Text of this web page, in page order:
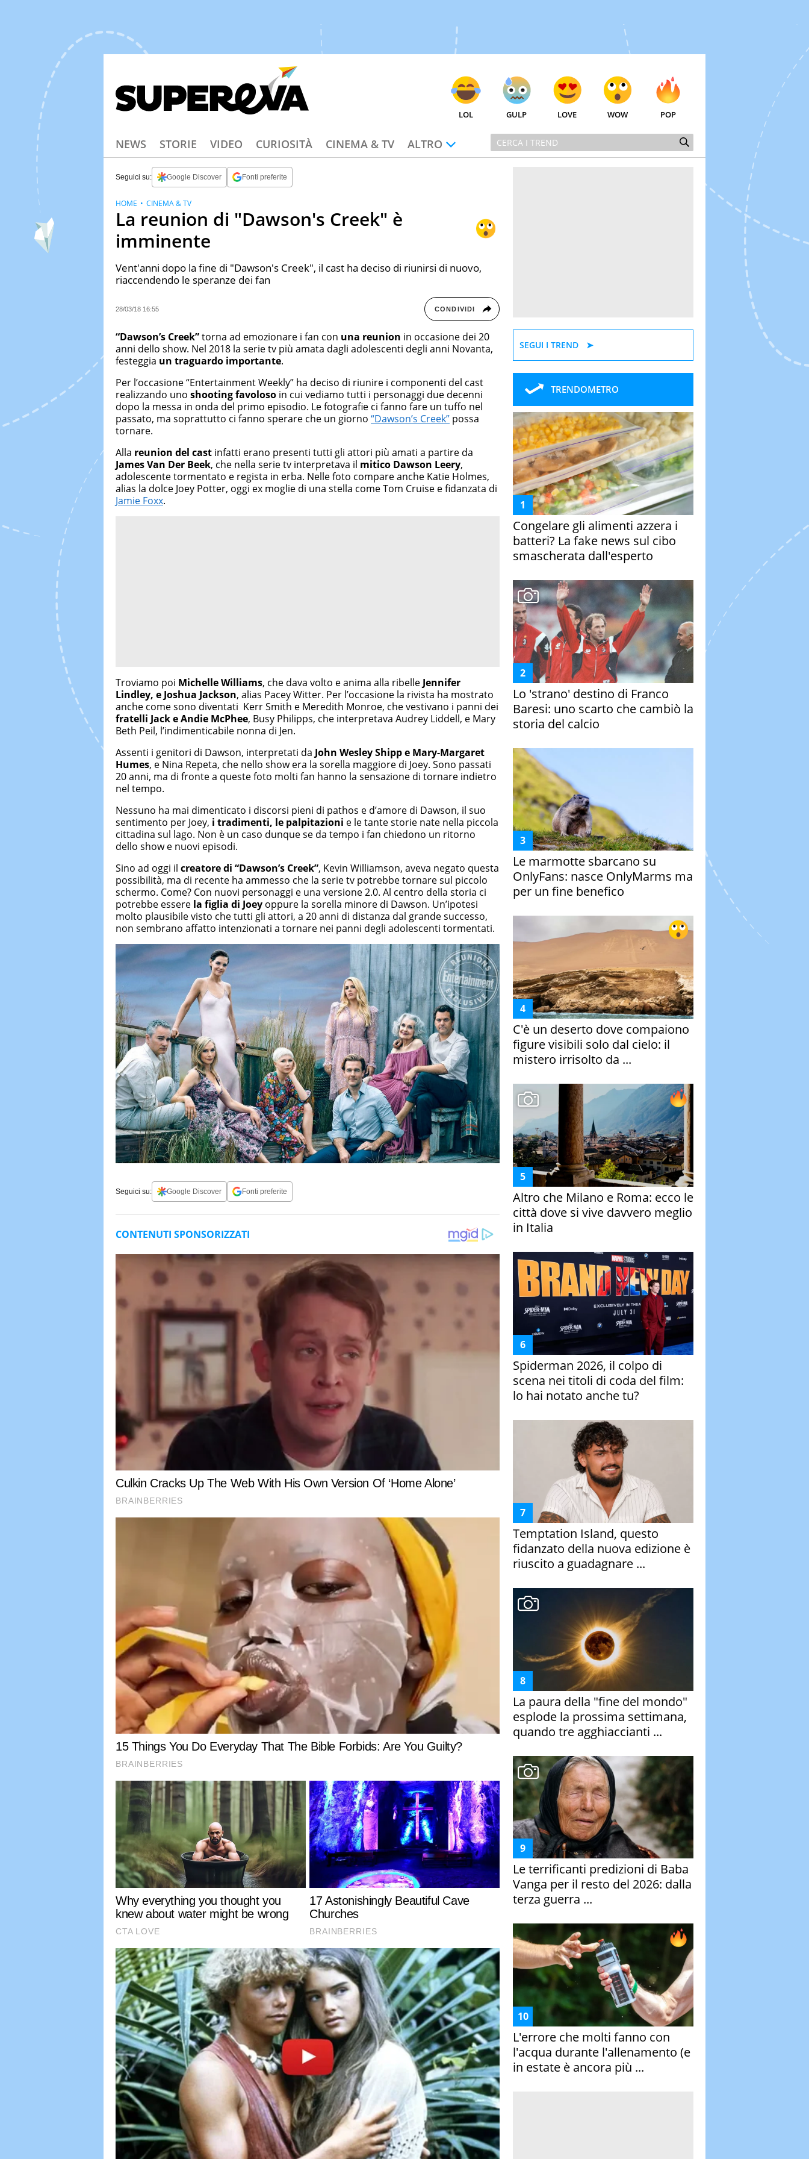
LOL GULP LOVE WOW POP
NEWS STORIE VIDEO CURIOSITÀ CINEMA & TV ALTRO
Seguici su: Google Discover Fonti preferite
La reunion di "Dawson's Creek" è
imminente
Vent'anni dopo la fine di "Dawson's Creek", il cast ha deciso di riunirsi di nuovo,
riaccendendo le speranze dei fan
28/03/18 16:55 CONDIVIDI
HOME CINEMA & TV
“Dawson’s Creek”torna ad emozionare i fan con una reunion in occasione dei 20
anni dello show. Nel 2018 la serie tv più amata dagli adolescenti degli anni Novanta,
festeggia un traguardo importante.
Per l’occasione “Entertainment Weekly” ha deciso di riunire i componenti del cast
realizzando uno shooting favoloso in cui vediamo tutti i personaggi due decenni
dopo la messa in onda del primo episodio. Le fotografie ci fanno fare un tuffo nel
passato, ma soprattutto ci fanno sperare che un giorno “Dawson’s Creek” possa
tornare.
Alla reunion del cast infatti erano presenti tutti gli attori più amati a partire da
James Van Der Beek, che nella serie tv interpretava il mitico Dawson Leery,
adolescente tormentato e regista in erba. Nelle foto compare anche Katie Holmes,
alias la dolce Joey Potter, oggi ex moglie di una stella come Tom Cruise e fidanzata di
Jamie Foxx.
Troviamo poi Michelle Williams, che dava volto e anima alla ribelle Jennifer
Lindley, e Joshua Jackson, alias Pacey Witter. Per l’occasione la rivista ha mostrato
anche come sono diventati Kerr Smith e Meredith Monroe, che vestivano i panni dei
fratelli Jack e Andie McPhee, Busy Philipps, che interpretava Audrey Liddell, e Mary
Beth Peil, l’indimenticabile nonna di Jen.
Assenti i genitori di Dawson, interpretati da John Wesley Shipp e Mary-Margaret
Humes, e Nina Repeta, che nello show era la sorella maggiore di Joey. Sono passati
20 anni, ma di fronte a queste foto molti fan hanno la sensazione di tornare indietro
nel tempo.
Nessuno ha mai dimenticato i discorsi pieni di pathos e d’amore di Dawson, il suo
sentimento per Joey, i tradimenti, le palpitazioni e le tante storie nate nella piccola
cittadina sul lago. Non è un caso dunque se da tempo i fan chiedono un ritorno
dello show e nuovi episodi.
Sino ad oggi il creatore di “Dawson’s Creek”, Kevin Williamson, aveva negato questa
possibilità, ma di recente ha ammesso che la serie tv potrebbe tornare sul piccolo
schermo. Come? Con nuovi personaggi e una versione 2.0. Al centro della storia ci
potrebbe essere la figlia di Joey oppure la sorella minore di Dawson. Un’ipotesi
molto plausibile visto che tutti gli attori, a 20 anni di distanza dal grande successo,
non sembrano affatto intenzionati a tornare nei panni degli adolescenti tormentati.
Seguici su: Google Discover Fonti preferite
SEGUI I TREND
TRENDOMETRO
Congelare gli alimenti azzera i
batteri? La fake news sul cibo
smascherata dall'esperto
Lo 'strano' destino di Franco
Baresi: uno scarto che cambiò la
storia del calcio
Le marmotte sbarcano su
OnlyFans: nasce OnlyMarms ma
per un fine benefico
C'è un deserto dove compaiono
figure visibili solo dal cielo: il
mistero irrisolto da ...
Altro che Milano e Roma: ecco le
città dove si vive davvero meglio
in Italia
Spiderman 2026, il colpo di
scena nei titoli di coda del film:
lo hai notato anche tu?
Temptation Island, questo
fidanzato della nuova edizione è
riuscito a guadagnare ...
La paura della "fine del mondo"
esplode la prossima settimana,
quando tre agghiaccianti ...
Le terrificanti predizioni di Baba
Vanga per il resto del 2026: dalla
terza guerra ...
L'errore che molti fanno con
l'acqua durante l'allenamento (e
in estate è ancora più ...